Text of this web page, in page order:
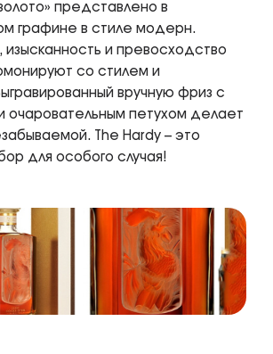
представлено в
графине в стиле модерн.
изысканность и превосходство
со стилем и
вручную фриз с
очаровательным петухом делает
The Hardy – это
для особого случая!